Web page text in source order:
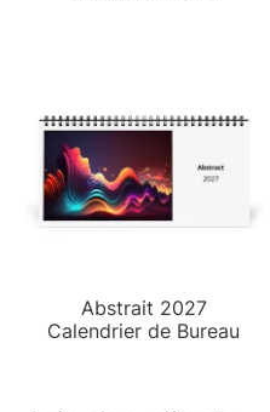
Abstrait 2027
Calendrier de Bureau